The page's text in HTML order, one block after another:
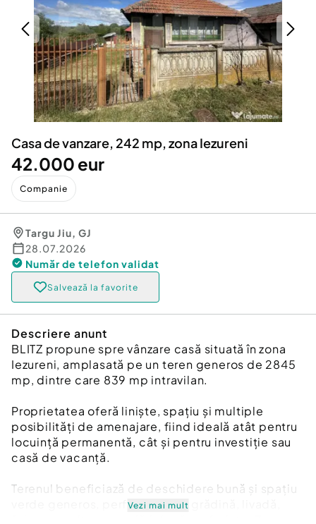
Servicii
Animale de companie
Afaceri și echipamente profesionale
Inchiriere Bunuri si Vehicule
Utilaje agricole si industriale
Piese auto si accesorii
Dacia Duster
Casa de vanzare, 242 mp, zona Iezureni
42.000 eur
Companie
Targu Jiu, GJ
28.07.2026
Număr de telefon validat
Salvează la favorite
Descriere anunt
BLITZ propune spre vânzare casă situată în zona
Iezureni, amplasată pe un teren generos de 2845
mp, dintre care 839 mp intravilan.
Proprietatea oferă liniște, spațiu și multiple
posibilități de amenajare, fiind ideală atât pentru
locuință permanentă, cât și pentru investiție sau
casă de vacanță.
Terenul beneficiază de deschidere bună și spațiu
verde generos, perfect pentru grădină, livadă,
Vezi mai mult